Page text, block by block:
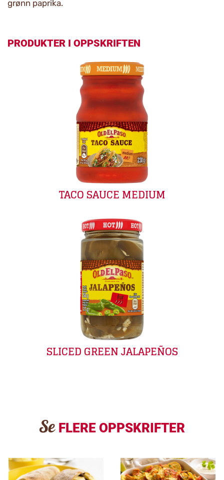
grønn paprika.
PRODUKTER I OPPSKRIFTEN
TACO SAUCE MEDIUM
SLICED GREEN JALAPEÑOS
Se FLERE OPPSKRIFTER